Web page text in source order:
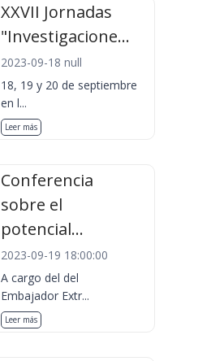
XXVII Jornadas
"Investigacione...
2023-09-18 null
18, 19 y 20 de septiembre
en l...
Leer más
Conferencia
sobre el
potencial...
2023-09-19 18:00:00
A cargo del del
Embajador Extr...
Leer más